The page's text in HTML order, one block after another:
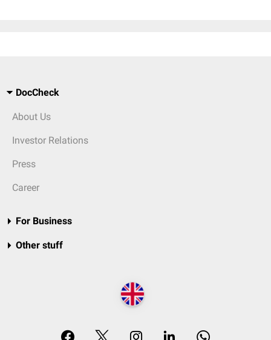
DocCheck
About Us
Investor Relations
Press
Career
For Business
Other stuff